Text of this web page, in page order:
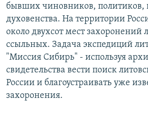
бывших чиновников, политиков,
духовенства. На территории
около двухсот мест захоронений
ссыльных. Задача экспедиций
"Миссия Сибирь" - используя
свидетельства вести поиск
России и благоустраивать уже
захоронения.